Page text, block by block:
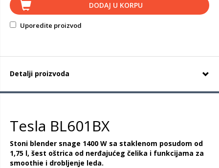
DODAJ U KORPU
Uporedite proizvod
Detalji proizvoda
Tesla BL601BX
Stoni blender snage 1400 W sa staklenom posudom od
1,75 l, šest oštrica od nerđajućeg čelika i funkcijama za
smoothie i drobljenje leda.